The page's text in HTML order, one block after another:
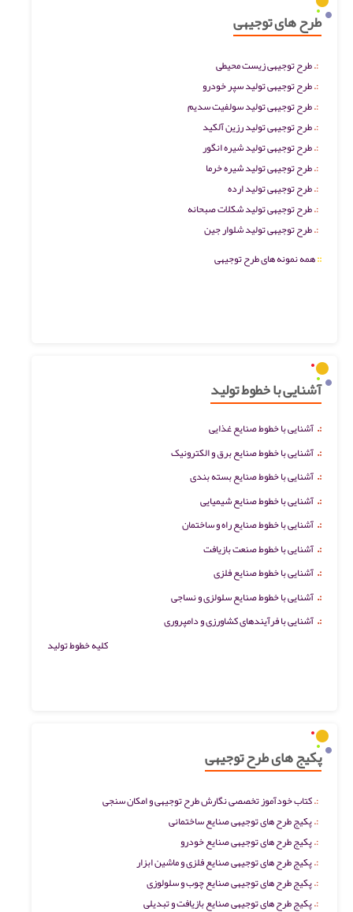
طرح های توجیهی
طرح توجیهی زیست محیطی
طرح توجیهی تولید سپر خودرو
طرح توجیهی تولید سولفیت سدیم
طرح توجیهی تولید رزین آلکید
طرح توجیهی تولید شیره انگور
طرح توجیهی تولید شیره خرما
طرح توجیهی تولید ارده
طرح توجیهی تولید شکلات صبحانه
طرح توجیهی تولید شلوار جین
::همه نمونه های طرح توجیهی
آشنایی با خطوط تولید
:. آشنایی با خطوط صنایع غذایی
:. آشنایی با خطوط صنایع برق و الکترونیک
:. آشنایی با خطوط صنایع بسته بندی
:. آشنایی با خطوط صنایع شیمیایی
:. آشنایی با خطوط صنایع راه و ساختمان
:. آشنایی با خطوط صنعت بازیافت
:. آشنایی با خطوط صنایع فلزی
:. آشنایی با خطوط صنایع سلولزی و نساجی
:. آشنایی با فرآیندهای کشاورزی و دامپروری
کلیه خطوط تولید
پکیج های طرح توجیهی
کتاب خودآموز تخصصی نگارش طرح توجیهی و امکان سنجی
پکیج طرح های توجیهی صنایع ساختمانی
پکیج طرح های توجیهی صنایع خودرو
پکیج طرح های توجیهی صنایع فلزی و ماشین ابزار
پکیج طرح های توجیهی صنایع چوب و سلولوزی
پکیج طرح های توجیهی صنایع بازیافت و تبدیلی